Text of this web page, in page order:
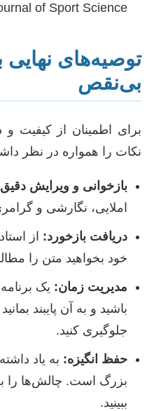
of Sport Science.
توصیه‌های
بی‌نقص
برای اطمینان از کیفیت و
نکات را همواره در نظر
بازخوانی و ویرایش
املایی، نگارشی و
دریافت بازخورد: از
خود بخواهید متن را
مدیریت زمان: یک برنامه
باشید و به آن پایبند
جلوگیری کنید.
حفظ انگیزه: به یاد
بزرگ است. چالش‌ها را
ببینید.